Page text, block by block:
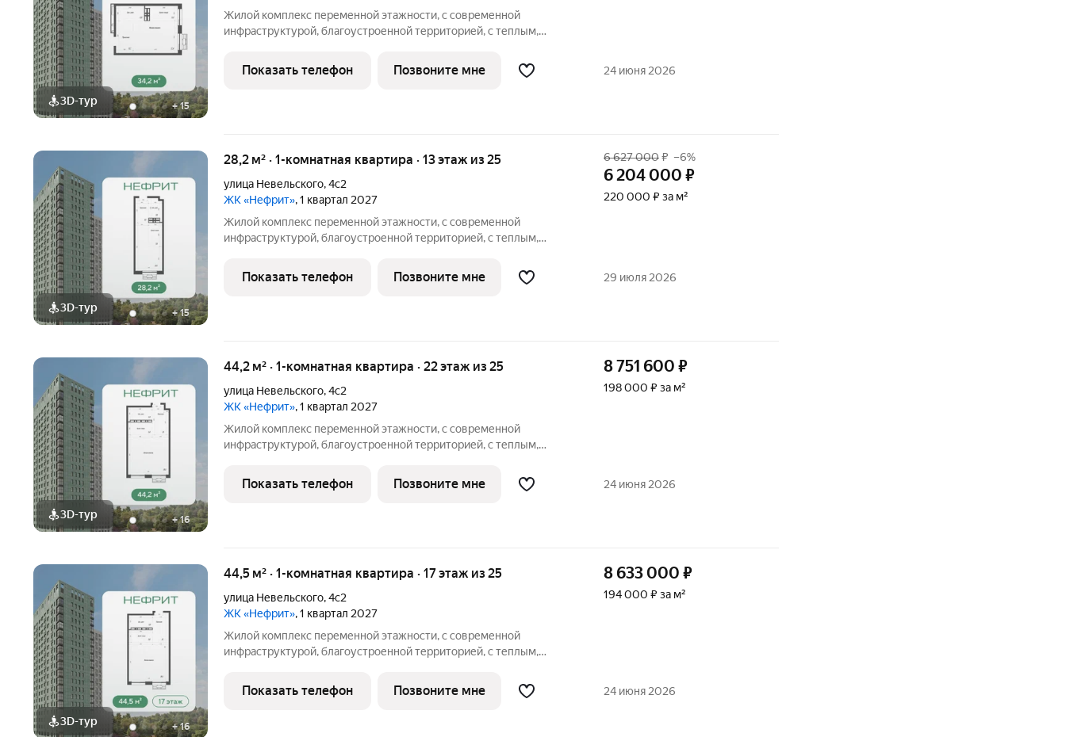
3D-тур +15
Жилой комплекс переменной этажности, с современной
инфраструктурой, благоустроенной территорией, с теплым,
районе Луговая. Просторные квартиры, с большими окнами,
комфортными планировкам,
Показать телефон Позвоните мне 24 июня 2026
3D-тур +15
28,2 м² · 1-комнатная квартира · 13 этаж из 25
улица Невельского,4с2
ЖК «Нефрит», 1 квартал 2027
Жилой комплекс переменной этажности, с современной
инфраструктурой, благоустроенной территорией, с теплым,
районе Луговая. Просторные квартиры, с большими окнами,
комфортными планировкам,
6 627 000₽ –6%
6 204 000 ₽
220 000 ₽ за м²
Показать телефон Позвоните мне 29 июля 2026
3D-тур +16
44,2 м² · 1-комнатная квартира · 22 этаж из 25
улица Невельского,4с2
ЖК «Нефрит», 1 квартал 2027
Жилой комплекс переменной этажности, с современной
инфраструктурой, благоустроенной территорией, с теплым,
районе Луговая. Просторные квартиры, с большими окнами,
комфортными планировкам,
8 751 600 ₽
198 000 ₽ за м²
Показать телефон Позвоните мне 24 июня 2026
3D-тур +16
44,5 м² · 1-комнатная квартира · 17 этаж из 25
улица Невельского,4с2
ЖК «Нефрит», 1 квартал 2027
Жилой комплекс переменной этажности, с современной
инфраструктурой, благоустроенной территорией, с теплым,
районе Луговая. Просторные квартиры, с большими окнами,
комфортными планировкам,
8 633 000 ₽
194 000 ₽ за м²
Показать телефон Позвоните мне 24 июня 2026